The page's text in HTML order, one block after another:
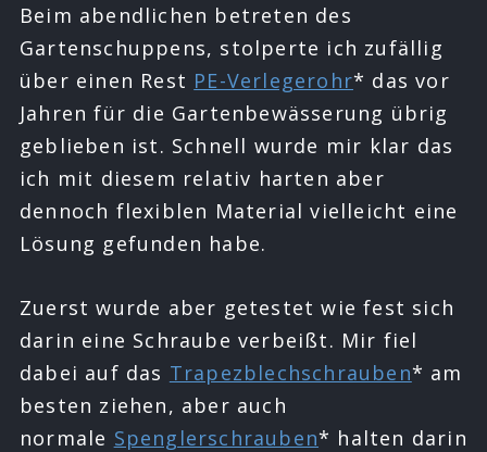
Beim abendlichen betreten des
Gartenschuppens, stolperte ich zufällig
über einen Rest PE-Verlegerohr* das vor
Jahren für die Gartenbewässerung übrig
geblieben ist. Schnell wurde mir klar das
ich mit diesem relativ harten aber
dennoch flexiblen Material vielleicht eine
Lösung gefunden habe.
Zuerst wurde aber getestet wie fest sich
darin eine Schraube verbeißt. Mir fiel
dabei auf das Trapezblechschrauben* am
besten ziehen, aber auch
normale Spenglerschrauben* halten darin